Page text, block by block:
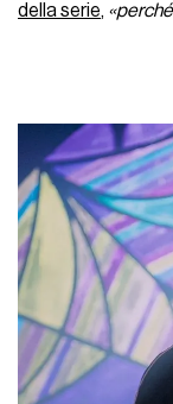
della serie, «